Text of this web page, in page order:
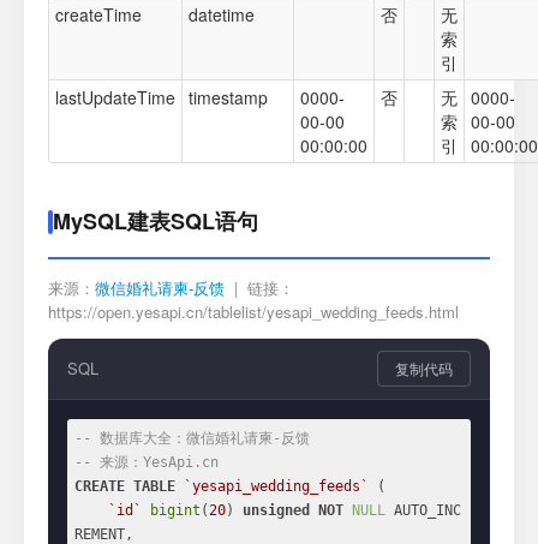
createTime datetime 否
无
索
引
lastUpdateTime timestamp
0000-
00-00
00:00:00
否
无
索
引
0000-
00-00
00:00:00
MySQL建表SQL语句
来源： 微信婚礼请柬-反馈 | 链接：
https://open.yesapi.cn/tablelist/yesapi_wedding_feeds.html
SQL 复制代码
-- 数据库大全：微信婚礼请柬-反馈
-- 来源：YesApi.cn
CREATE TABLE `yesapi_wedding_feeds`
(
`id`
bigint (20) unsigned NOT NULL AUTO_INC
REMENT,